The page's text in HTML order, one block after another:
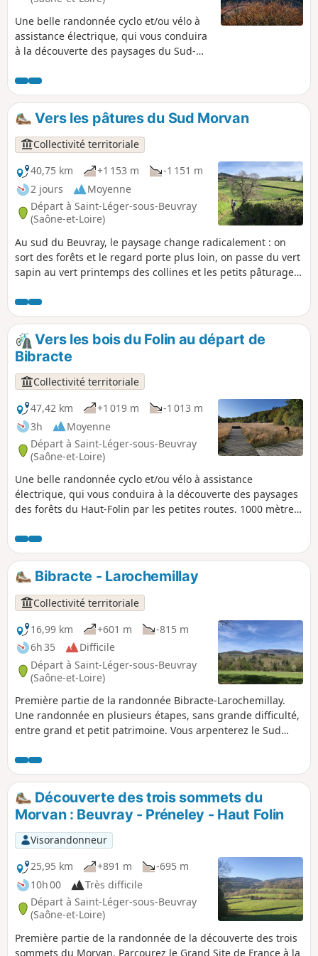
Une belle randonnée cyclo et/ou vélo à
assistance électrique, qui vous conduira
à la découverte des paysages du Sud-
balade d’un peu moins de 3 heures à
VAE. Découverte des pâtures et forêts du
Sud-Morvan en s’élançant depuis le Col
du Rebout, au pied du Mont-Beuvray et
du site archéologique de l'ancien
oppidum gaulois de Bibracte, avec son
musée.
Vers les pâtures du Sud Morvan
Collectivité territoriale
40,75 km
+1 153 m
-1 151 m
2 jours
Moyenne
Départ à Saint-Léger-sous-Beuvray
(Saône-et-Loire)
Au sud du Beuvray, le paysage change radicalement : on
sort des forêts et le regard porte plus loin, on passe du vert
sapin au vert printemps des collines et les petits pâturages
blanches. D'étangs en moulins, en suivant les ruisseaux,
l'eau est un élément incontournable du sud Morvan.
Vers les bois du Folin au départ de
Bibracte
Collectivité territoriale
47,42 km
+1 019 m
-1 013 m
3h
Moyenne
Départ à Saint-Léger-sous-Beuvray
(Saône-et-Loire)
Une belle randonnée cyclo et/ou vélo à assistance
électrique, qui vous conduira à la découverte des paysages
des forêts du Haut-Folin par les petites routes. 1000 mètres
heures.
Bibracte - Larochemillay
Collectivité territoriale
16,99 km
+601 m
-815 m
6h 35
Difficile
Départ à Saint-Léger-sous-Beuvray
(Saône-et-Loire)
Première partie de la randonnée Bibracte-Larochemillay.
Une randonnée en plusieurs étapes, sans grande difficulté,
entre grand et petit patrimoine. Vous arpenterez le Sud
charmants châteaux et des panoramas bucoliques.
Découverte des trois sommets du
Morvan : Beuvray - Préneley - Haut Folin
Visorandonneur
25,95 km
+891 m
-695 m
10h 00
Très difficile
Départ à Saint-Léger-sous-Beuvray
(Saône-et-Loire)
Première partie de la randonnée de la découverte des trois
sommets du Morvan. Parcourez le Grand Site de France à la